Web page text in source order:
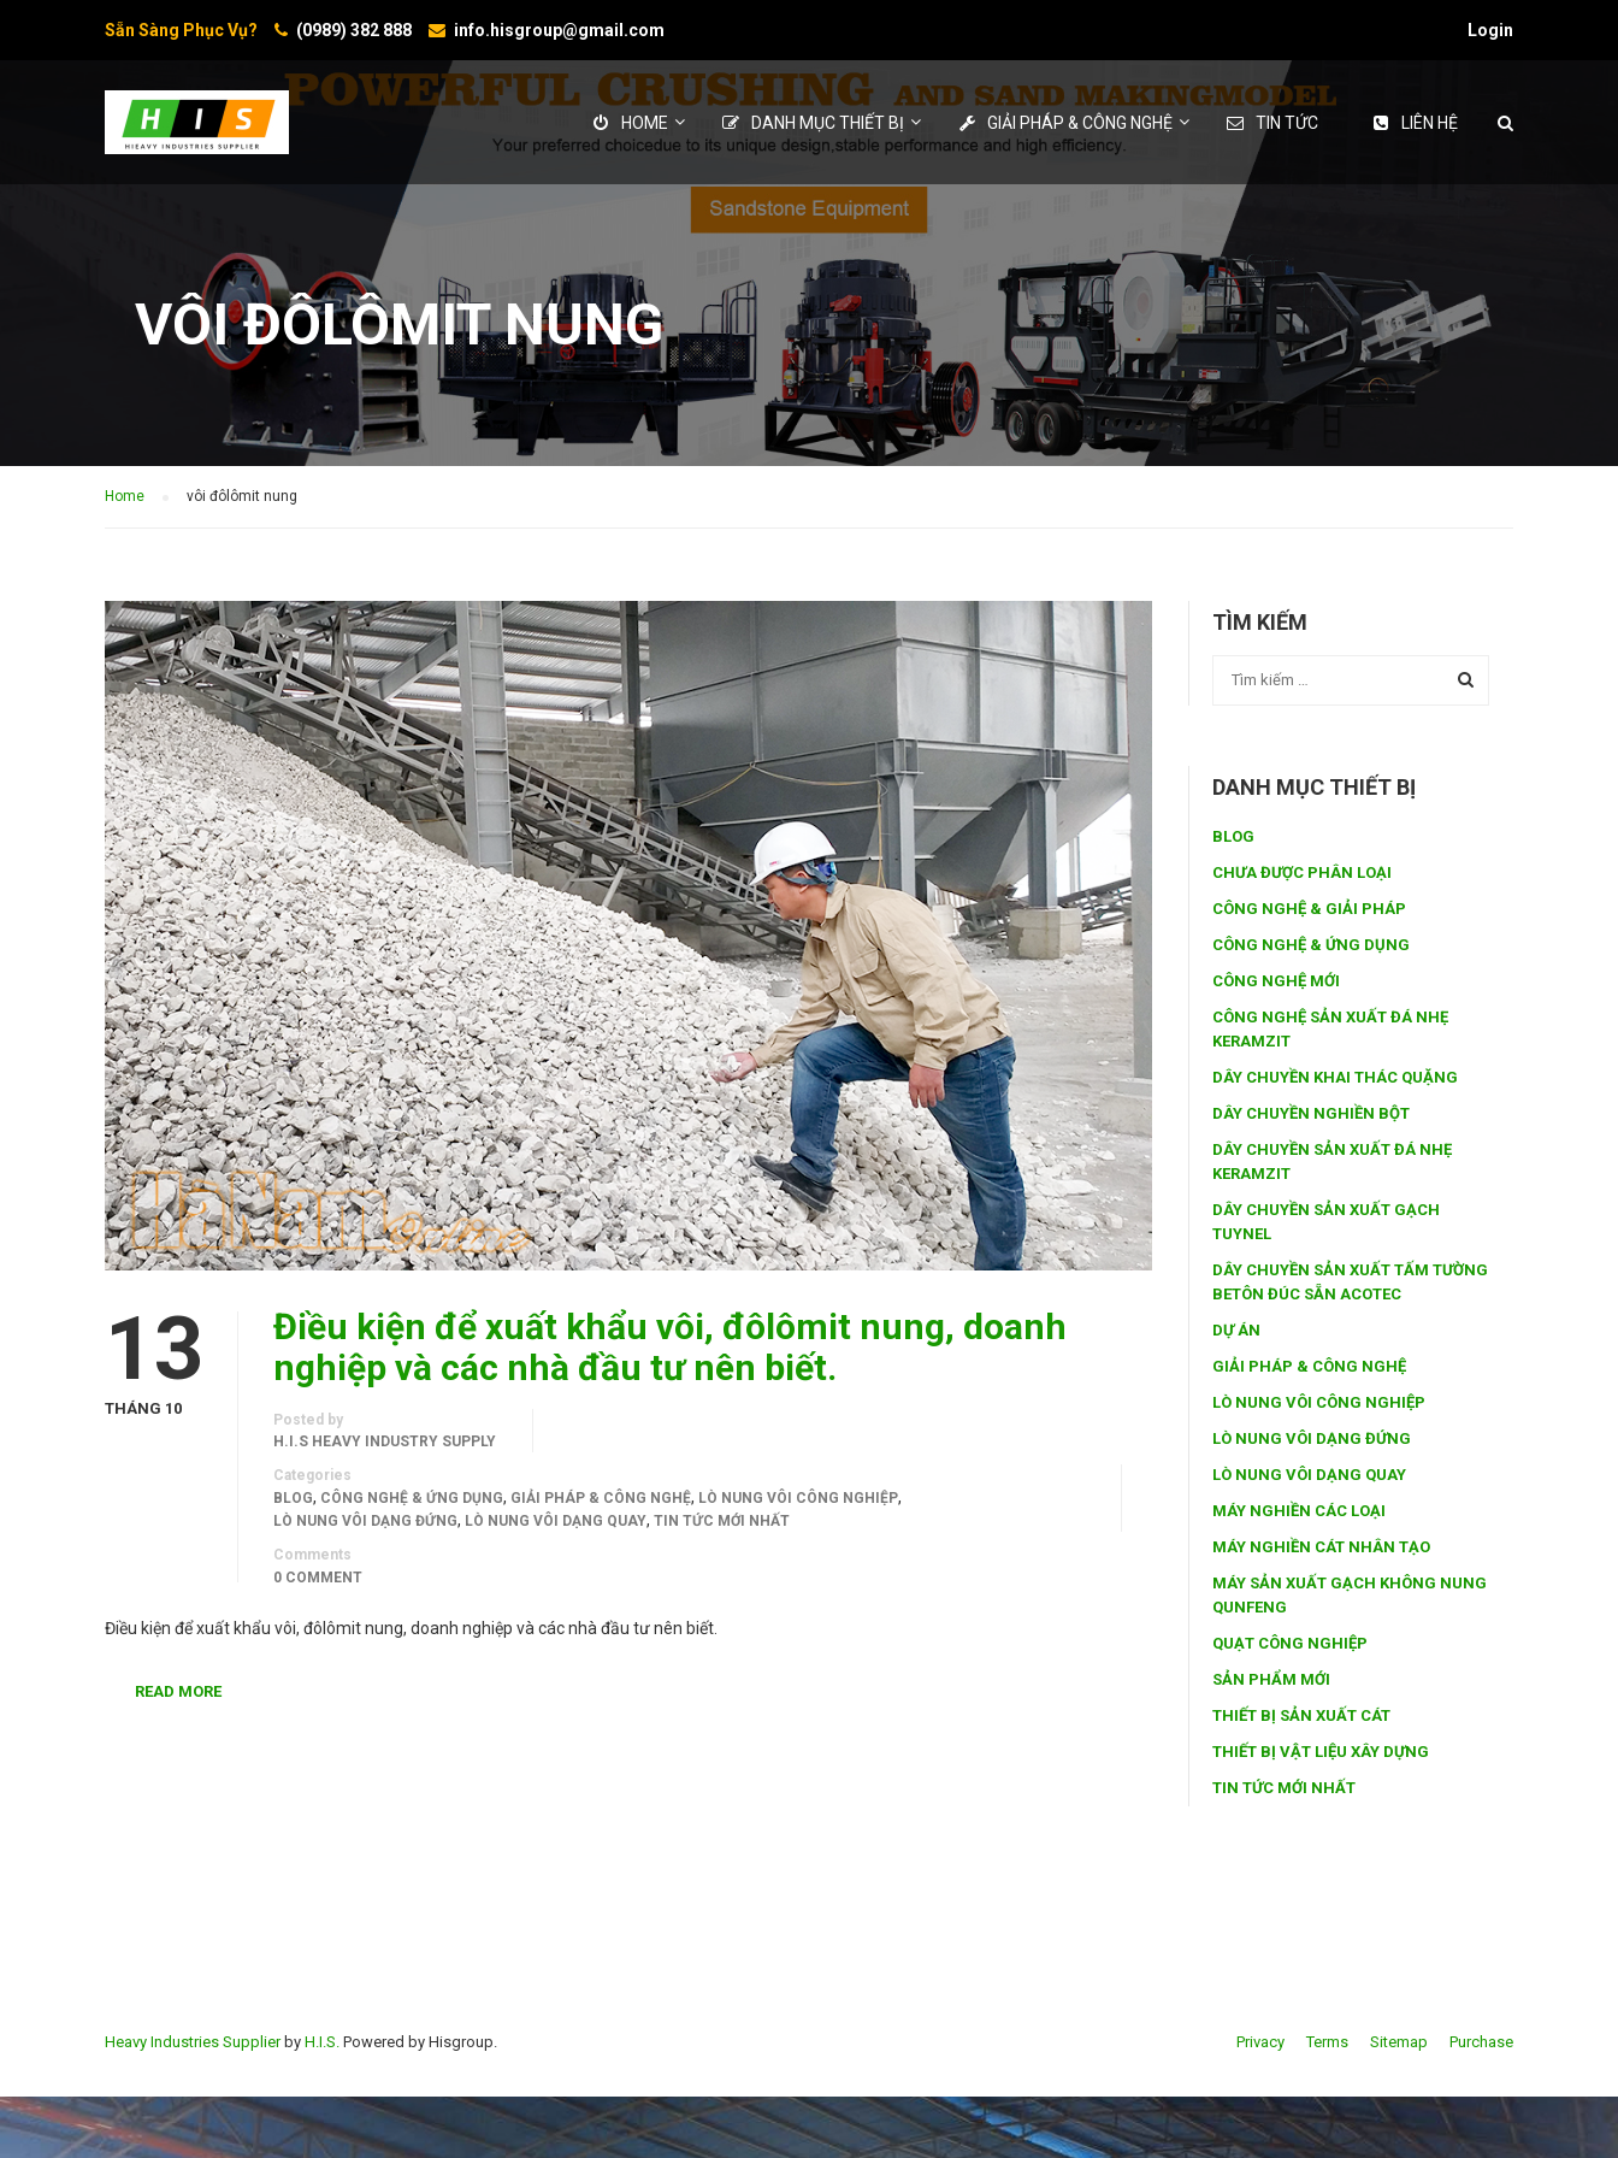
Sẵn Sàng Phục Vụ? (0989) 382 888 info.hisgroup@gmail.com Login
HOME DANH MỤC THIẾT BỊ GIẢI PHÁP & CÔNG NGHỆ TIN TỨC LIÊN HỆ
VÔI ĐÔLÔMIT NUNG
Home vôi đôlômit nung
13
THÁNG 10
Điều kiện để xuất khẩu vôi, đôlômit nung, doanh
nghiệp và các nhà đầu tư nên biết.
Posted by
H.I.S HEAVY INDUSTRY SUPPLY
Categories
BLOG, CÔNG NGHỆ & ỨNG DỤNG, GIẢI PHÁP & CÔNG NGHỆ, LÒ NUNG VÔI CÔNG NGHIỆP,
LÒ NUNG VÔI DẠNG ĐỨNG, LÒ NUNG VÔI DẠNG QUAY, TIN TỨC MỚI NHẤT
Comments
0 COMMENT
Điều kiện để xuất khẩu vôi, đôlômit nung, doanh nghiệp và các nhà đầu tư nên biết.
READ MORE
TÌM KIẾM
DANH MỤC THIẾT BỊ
BLOG
CHƯA ĐƯỢC PHÂN LOẠI
CÔNG NGHỆ & GIẢI PHÁP
CÔNG NGHỆ & ỨNG DỤNG
CÔNG NGHỆ MỚI
CÔNG NGHỆ SẢN XUẤT ĐÁ NHẸ
KERAMZIT
DÂY CHUYỀN KHAI THÁC QUẶNG
DÂY CHUYỀN NGHIỀN BỘT
DÂY CHUYỀN SẢN XUẤT ĐÁ NHẸ
KERAMZIT
DÂY CHUYỀN SẢN XUẤT GẠCH
TUYNEL
DÂY CHUYỀN SẢN XUẤT TẤM TƯỜNG
BETÔN ĐÚC SẴN ACOTEC
DỰ ÁN
GIẢI PHÁP & CÔNG NGHỆ
LÒ NUNG VÔI CÔNG NGHIỆP
LÒ NUNG VÔI DẠNG ĐỨNG
LÒ NUNG VÔI DẠNG QUAY
MÁY NGHIỀN CÁC LOẠI
MÁY NGHIỀN CÁT NHÂN TẠO
MÁY SẢN XUẤT GẠCH KHÔNG NUNG
QUNFENG
QUẠT CÔNG NGHIỆP
SẢN PHẨM MỚI
THIẾT BỊ SẢN XUẤT CÁT
THIẾT BỊ VẬT LIỆU XÂY DỰNG
TIN TỨC MỚI NHẤT
Heavy Industries Supplierby H.I.S. Powered by Hisgroup. Privacy Terms Sitemap Purchase